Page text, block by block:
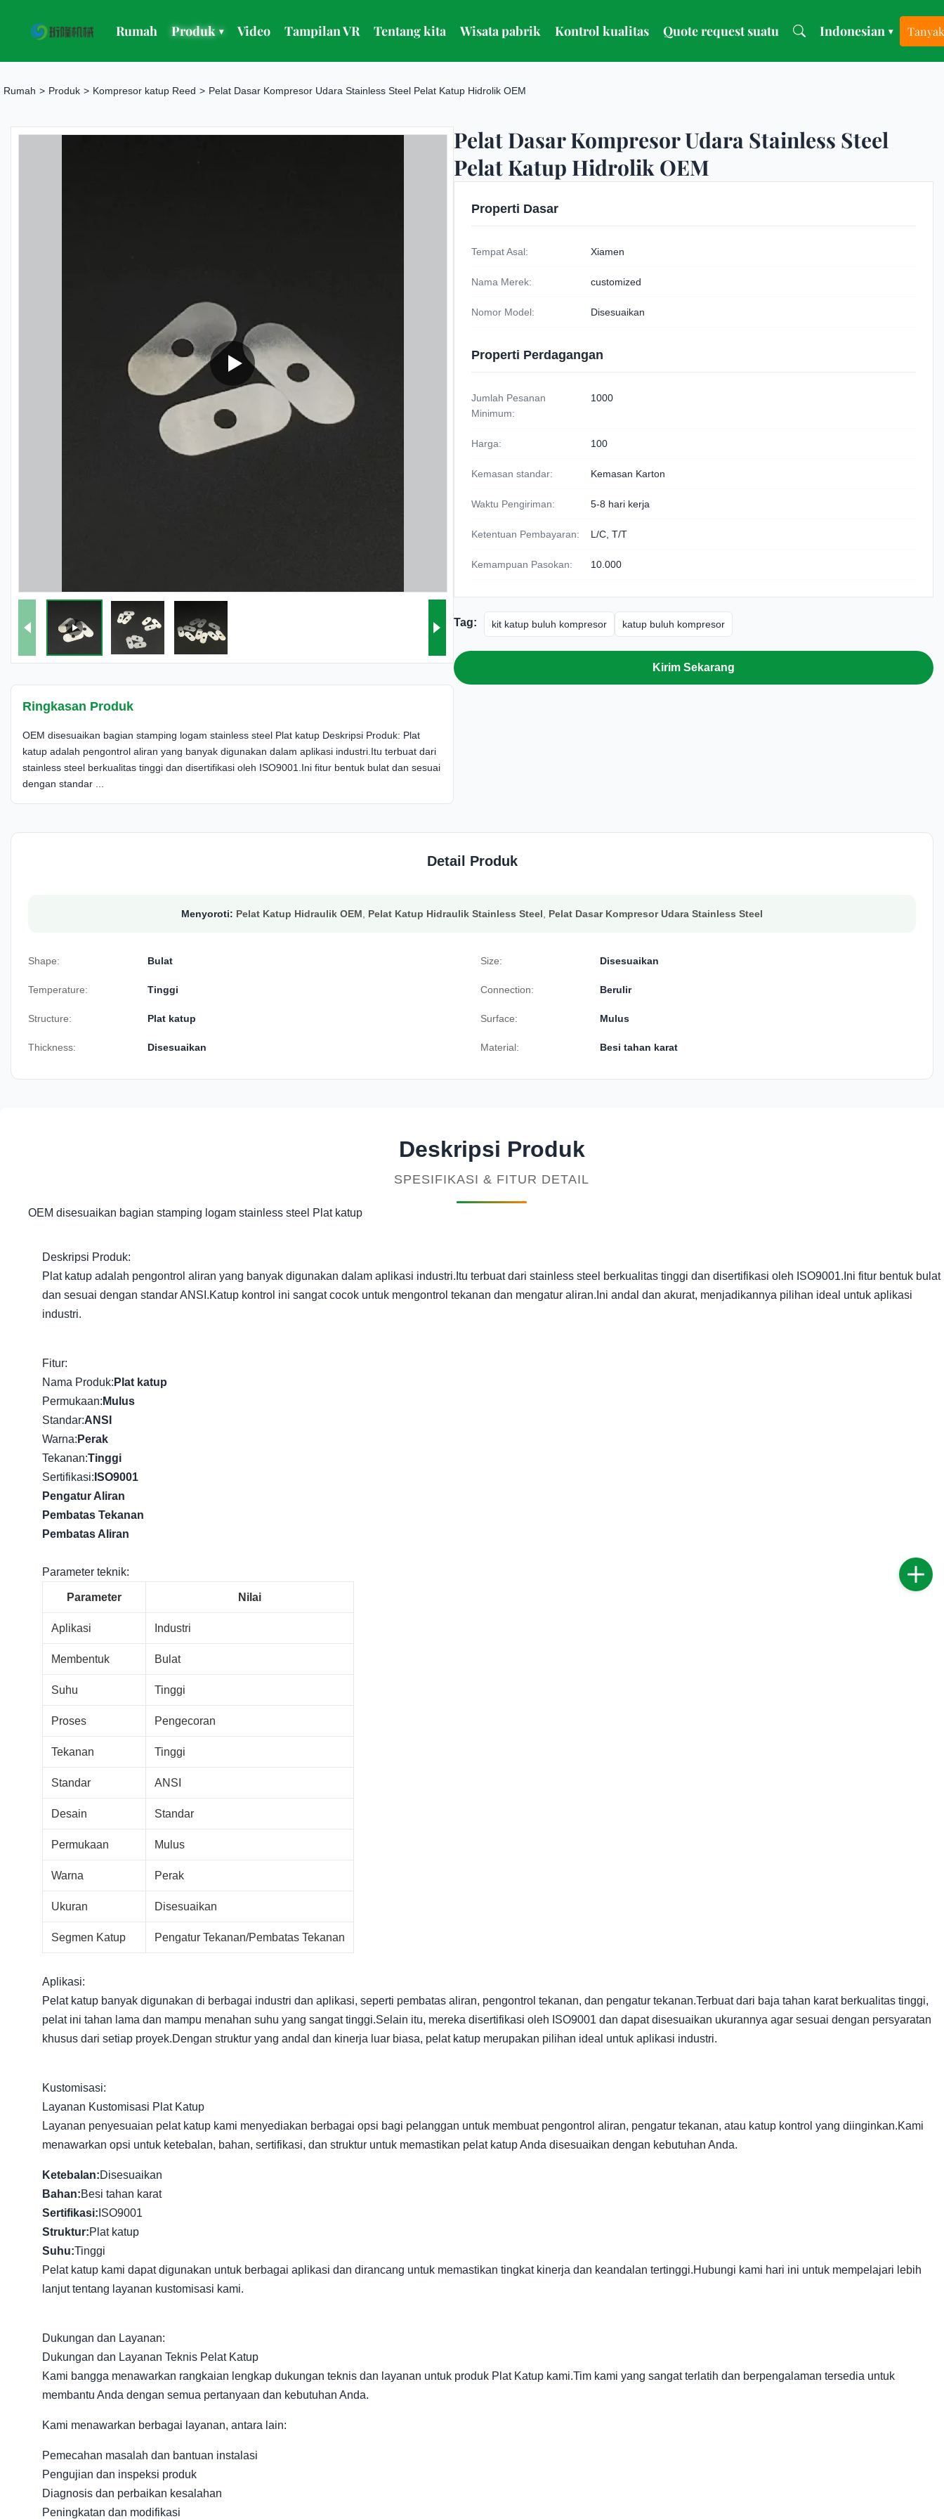
Rumah Produk ▾ Video Tampilan VR Tentang kita Wisata pabrik Kontrol kualitas Quote request suatu Indonesian ▾
Rumah > Produk > Kompresor katup Reed > Pelat Dasar Kompresor Udara Stainless Steel Pelat Katup Hidrolik OEM
Ringkasan Produk
OEM disesuaikan bagian stamping logam stainless steel Plat katup Deskripsi Produk: Plat
katup adalah pengontrol aliran yang banyak digunakan dalam aplikasi industri.Itu terbuat dari
stainless steel berkualitas tinggi dan disertifikasi oleh ISO9001.Ini fitur bentuk bulat dan sesuai
dengan standar ...
Pelat Dasar Kompresor Udara Stainless Steel
Pelat Katup Hidrolik OEM
Properti Dasar
Tempat Asal: Xiamen
Nama Merek: customized
Nomor Model: Disesuaikan
Properti Perdagangan
Jumlah Pesanan
Minimum:
1000
Harga: 100
Kemasan standar: Kemasan Karton
Waktu Pengiriman: 5-8 hari kerja
Ketentuan Pembayaran: L/C, T/T
Kemampuan Pasokan: 10.000
Tag: kit katup buluh kompresor katup buluh kompresor
Kirim Sekarang
Detail Produk
Menyoroti: Pelat Katup Hidraulik OEM Pelat Katup Hidraulik Stainless Steel Pelat Dasar Kompresor Udara Stainless Steel
Shape: Bulat Size: Disesuaikan
Temperature: Tinggi Connection: Berulir
Structure: Plat katup Surface: Mulus
Thickness: Disesuaikan Material: Besi tahan karat
Deskripsi Produk
SPESIFIKASI & FITUR DETAIL
OEM disesuaikan bagian stamping logam stainless steel Plat katup
Deskripsi Produk:
Plat katup adalah pengontrol aliran yang banyak digunakan dalam aplikasi industri.Itu terbuat dari stainless steel berkualitas tinggi dan disertifikasi oleh ISO9001.Ini fitur bentuk bulat
dan sesuai dengan standar ANSI.Katup kontrol ini sangat cocok untuk mengontrol tekanan dan mengatur aliran.Ini andal dan akurat, menjadikannya pilihan ideal untuk aplikasi
industri.
Fitur:
Nama Produk: Plat katup
Permukaan: Mulus
Standar:ANSI
Warna: Perak
Tekanan:Tinggi
Sertifikasi: ISO9001
Pengatur Aliran
Pembatas Tekanan
Pembatas Aliran
Parameter teknik:
Parameter Nilai
Aplikasi Industri
Membentuk Bulat
Suhu Tinggi
Proses Pengecoran
Tekanan Tinggi
Standar ANSI
Desain Standar
Permukaan Mulus
Warna Perak
Ukuran Disesuaikan
Segmen Katup Pengatur Tekanan/Pembatas Tekanan
Aplikasi:
Pelat katup banyak digunakan di berbagai industri dan aplikasi, seperti pembatas aliran, pengontrol tekanan, dan pengatur tekanan.Terbuat dari baja tahan karat berkualitas tinggi,
pelat ini tahan lama dan mampu menahan suhu yang sangat tinggi.Selain itu, mereka disertifikasi oleh ISO9001 dan dapat disesuaikan ukurannya agar sesuai dengan persyaratan
khusus dari setiap proyek.Dengan struktur yang andal dan kinerja luar biasa, pelat katup merupakan pilihan ideal untuk aplikasi industri.
Kustomisasi:
Layanan Kustomisasi Plat Katup
Layanan penyesuaian pelat katup kami menyediakan berbagai opsi bagi pelanggan untuk membuat pengontrol aliran, pengatur tekanan, atau katup kontrol yang diinginkan.Kami
menawarkan opsi untuk ketebalan, bahan, sertifikasi, dan struktur untuk memastikan pelat katup Anda disesuaikan dengan kebutuhan Anda.
Ketebalan:Disesuaikan
Bahan:Besi tahan karat
Sertifikasi: ISO9001
Struktur:Plat katup
Suhu:Tinggi
Pelat katup kami dapat digunakan untuk berbagai aplikasi dan dirancang untuk memastikan tingkat kinerja dan keandalan tertinggi.Hubungi kami hari ini untuk mempelajari lebih
lanjut tentang layanan kustomisasi kami.
Dukungan dan Layanan:
Dukungan dan Layanan Teknis Pelat Katup
Kami bangga menawarkan rangkaian lengkap dukungan teknis dan layanan untuk produk Plat Katup kami.Tim kami yang sangat terlatih dan berpengalaman tersedia untuk
membantu Anda dengan semua pertanyaan dan kebutuhan Anda.
Kami menawarkan berbagai layanan, antara lain:
Pemecahan masalah dan bantuan instalasi
Pengujian dan inspeksi produk
Diagnosis dan perbaikan kesalahan
Peningkatan dan modifikasi